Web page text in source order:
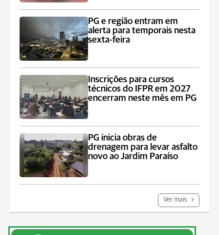
PG e região entram em
alerta para temporais nesta
sexta-feira
Inscrições para cursos
técnicos do IFPR em 2027
encerram neste mês em PG
PG inicia obras de
drenagem para levar asfalto
novo ao Jardim Paraíso
Ver mais